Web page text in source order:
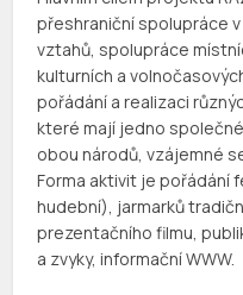
přeshraniční spolupráce
vztahů, spolupráce
kulturních a
pořádání a realizaci
které mají jedno
obou národů, vzájemné
Forma aktivit je pořádání
hudební), jarmarků
prezentačního filmu,
a zvyky, informační WWW.